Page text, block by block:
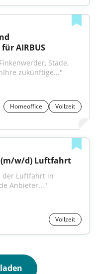
AIRBUS
Stade,
zukünftige..."
Homeoffice
Vollzeit
w/d) Luftfahrt
Anbieter..."
Vollzeit